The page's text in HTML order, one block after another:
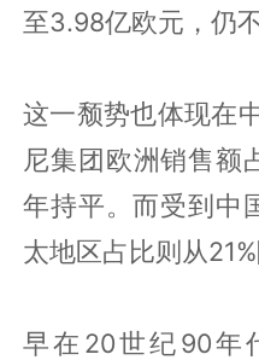
至3.98亿欧元，仍
这一颓势也体现在
尼集团欧洲销售额
年持平。而受到中
太地区占比则从21%
早在20世纪90年